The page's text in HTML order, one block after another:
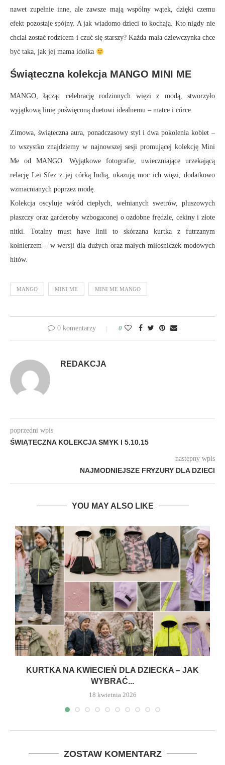
nawet zupełnie inne, ale zawsze mają wspólny wątek, dzięki czemu
efekt pozostaje spójny. A jak wiadomo dzieci to kochają. Kto nigdy nie
chciał zostać rodzicem i czuć się starszy? Każda mała dziewczynka chce
być taka, jak jej mama idolka
Świąteczna kolekcja MANGO MINI ME
MANGO, łącząc celebrację rodzinnych więzi z modą, stworzyło
wyjątkową linię poświęconą duetowi idealnemu – matce i córce.
Zimowa, świąteczna aura, ponadczasowy styl i dwa pokolenia kobiet –
to wszystko znajdziemy w najnowszej sesji promującej kolekcję Mini
Me od MANGO. Wyjątkowe fotografie, uwieczniające urzekającą
relację Lei Sfez z jej córką Indią, ukazują moc ich więzi, dodatkowo
wzmacnianych poprzez modę.
Kolekcja oscyluje wśród ciepłych, wełnianych swetrów, pluszowych
płaszczy oraz garderoby wzbogaconej o ozdobne frędzle, cekiny i złote
nitki. Totalny must have linii to skórzana kurtka z futrzanym
kołnierzem – w wersji dla dużych oraz małych miłośniczek modowych
hitów.
MANGO MINI ME MINI ME MANGO
0 komentarzy 0
REDAKCJA
poprzedni wpis
ŚWIĄTECZNA KOLEKCJA SMYK I 5.10.15
następny wpis
NAJMODNIEJSZE FRYZURY DLA DZIECI
YOU MAY ALSO LIKE
KURTKA NA KWIECIEŃ DLA DZIECKA – JAK
WYBRAĆ...
18 kwietnia 2026
ZOSTAW KOMENTARZ